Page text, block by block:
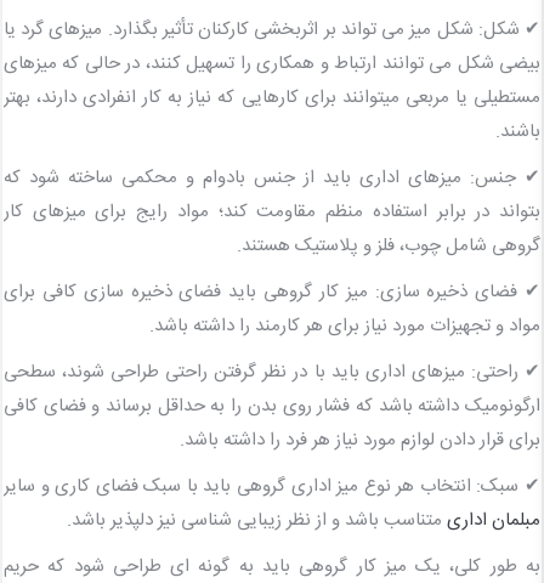
✔ شکل: شکل میز می تواند بر اثربخشی کارکنان تأثیر بگذارد. میزهای گرد یا
بیضی شکل می توانند ارتباط و همکاری را تسهیل کنند، در حالی که میزهای
مستطیلی یا مربعی میتوانند برای کارهایی که نیاز به کار انفرادی دارند، بهتر
باشند.
✔ جنس: میزهای اداری باید از جنس بادوام و محکمی ساخته شود که
بتواند در برابر استفاده منظم مقاومت کند؛ مواد رایج برای میزهای کار
گروهی شامل چوب، فلز و پلاستیک هستند.
✔ فضای ذخیره سازی: میز کار گروهی باید فضای ذخیره سازی کافی برای
مواد و تجهیزات مورد نیاز برای هر کارمند را داشته باشد.
✔ راحتی: میزهای اداری باید با در نظر گرفتن راحتی طراحی شوند، سطحی
ارگونومیک داشته باشد که فشار روی بدن را به حداقل برساند و فضای کافی
برای قرار دادن لوازم مورد نیاز هر فرد را داشته باشد.
✔ سبک: انتخاب هر نوع میز اداری گروهی باید با سبک فضای کاری و سایر
مبلمان اداری متناسب باشد و از نظر زیبایی شناسی نیز دلپذیر باشد.
به طور کلی، یک میز کار گروهی باید به گونه ای طراحی شود که حریم